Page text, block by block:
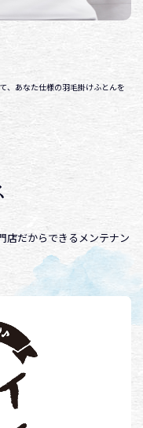
、あなた仕様の羽毛掛けふとんを
店だからできるメンテナン